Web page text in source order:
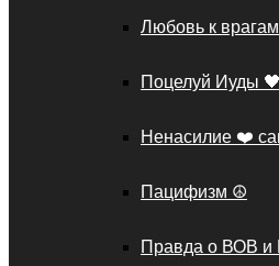
Любовь к
Поцелуй Иуды 🖤
Ненасилие ❤️
Пацифизм ☮️
Правда о ВОВ и